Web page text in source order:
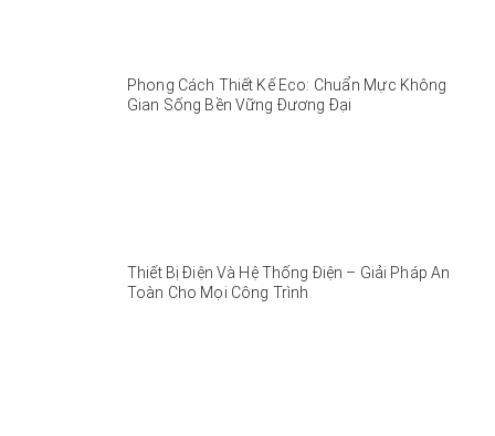
Phong Cách Thiết Kế Eco: Chuẩn Mực Không
Gian Sống Bền Vững Đương Đại
Thiết Bị Điện Và Hệ Thống Điện – Giải Pháp An
Toàn Cho Mọi Công Trình